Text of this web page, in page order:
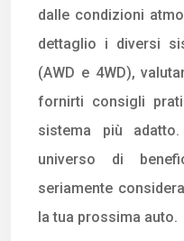
dalle condizioni
dettaglio i diversi
(AWD e 4WD),
fornirti consigli
sistema più
universo di
seriamente
la tua prossima auto.